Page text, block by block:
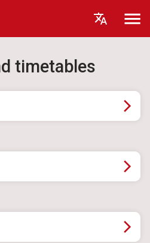
timetables